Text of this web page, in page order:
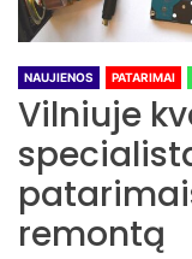
NAUJIENOS PATARIMAI
Vilniuje
remontą